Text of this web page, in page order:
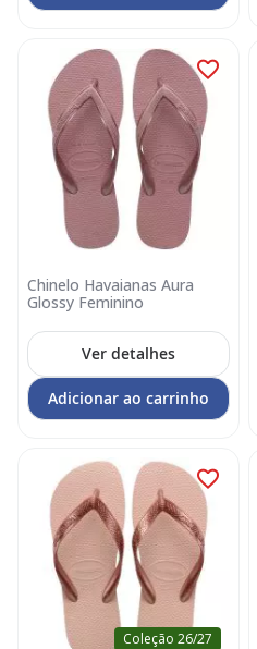
Chinelo Havaianas Aura
Glossy Feminino
Ver detalhes
Adicionar ao carrinho
Coleção 26/27